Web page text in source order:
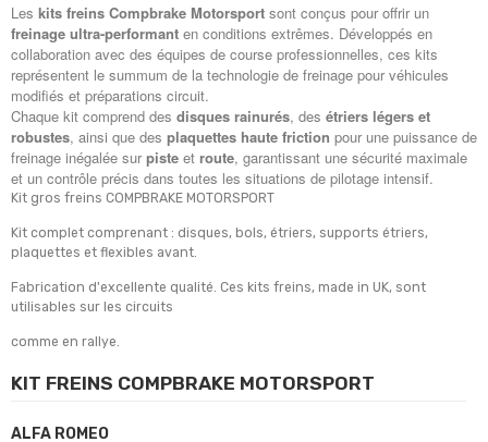
KIT FREINS COMPBRAKE MOTORSPORT
ALFA ROMEO
Les kits freins Compbrake Motorsport sont conçus pour offrir un
freinage ultra-performant en conditions extrêmes. Développés en
collaboration avec des équipes de course professionnelles, ces kits
représentent le summum de la technologie de freinage pour véhicules
modifiés et préparations circuit.
Chaque kit comprend des disques rainurés, des étriers légers et
robustes, ainsi que des plaquettes haute friction pour une puissance de
freinage inégalée sur piste et route, garantissant une sécurité maximale
et un contrôle précis dans toutes les situations de pilotage intensif.
Kit gros freins COMPBRAKE MOTORSPORT
Kit complet comprenant : disques, bols, étriers, supports étriers,
plaquettes et flexibles avant.
Fabrication d'excellente qualité. Ces kits freins, made in UK, sont
utilisables sur les circuits
comme en rallye.